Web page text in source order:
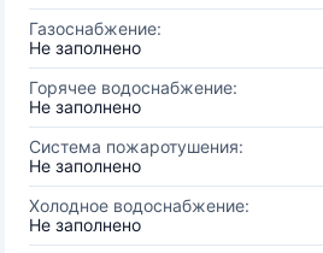
Газоснабжение:
Не заполнено
Горячее водоснабжение:
Не заполнено
Система пожаротушения:
Не заполнено
Холодное водоснабжение:
Не заполнено